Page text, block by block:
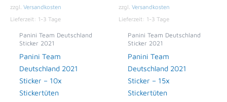
zzgl. Versandkosten
Lieferzeit: 1-3 Tage
Panini Team Deutschland
Sticker 2021
Panini Team
Deutschland 2021
Sticker – 10x
Stickertüten
zzgl. Versandkosten
Lieferzeit: 1-3 Tage
Panini Team Deutschland
Sticker 2021
Panini Team
Deutschland 2021
Sticker – 15x
Stickertüten